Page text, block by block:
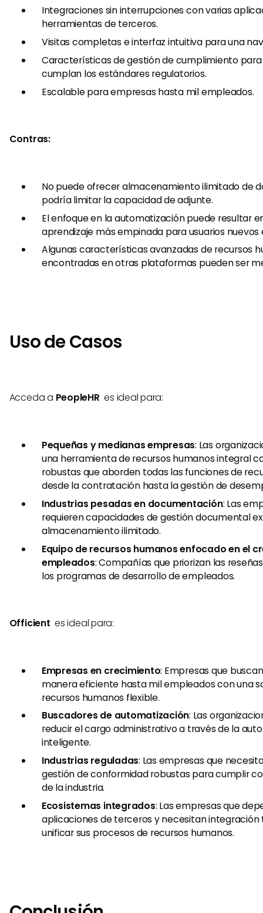
Integraciones sin interrupciones con varias
herramientas de terceros.
Visitas completas e interfaz intuitiva para una
Características de gestión de cumplimiento para
cumplan los estándares regulatorios.
Escalable para empresas hasta mil empleados.
Contras:
No puede ofrecer almacenamiento ilimitado de
podría limitar la capacidad de adjunte.
El enfoque en la automatización puede resultar
aprendizaje más empinada para usuarios nuevos
Algunas características avanzadas de recursos
encontradas en otras plataformas pueden ser
Uso de Casos
Acceda a PeopleHR es ideal para:
Pequeñas y medianas empresas: Las
una herramienta de recursos humanos integral
robustas que aborden todas las funciones de
desde la contratación hasta la gestión de
Industrias pesadas en documentación: Las
requieren capacidades de gestión documental
almacenamiento ilimitado.
Equipo de recursos humanos enfocado en el
empleados: Compañías que priorizan las
los programas de desarrollo de empleados.
Officient es ideal para:
Empresas en crecimiento: Empresas que
manera eficiente hasta mil empleados con una
recursos humanos flexible.
Buscadores de automatización: Las
reducir el cargo administrativo a través de la
inteligente.
Industrias reguladas: Las empresas que
gestión de conformidad robustas para cumplir
de la industria.
Ecosistemas integrados: Las empresas que
aplicaciones de terceros y necesitan
unificar sus procesos de recursos humanos.